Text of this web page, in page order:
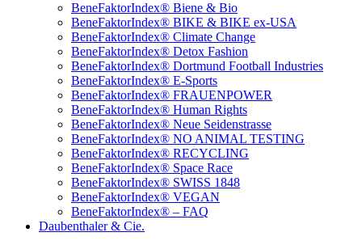
BeneFaktorIndex® Biene & Bio
BeneFaktorIndex® BIKE & BIKE ex-USA
BeneFaktorIndex® Climate Change
BeneFaktorIndex® Detox Fashion
BeneFaktorIndex® Dortmund Football Industries
BeneFaktorIndex® E-Sports
BeneFaktorIndex® FRAUENPOWER
BeneFaktorIndex® Human Rights
BeneFaktorIndex® Neue Seidenstrasse
BeneFaktorIndex® NO ANIMAL TESTING
BeneFaktorIndex® RECYCLING
BeneFaktorIndex® Space Race
BeneFaktorIndex® SWISS 1848
BeneFaktorIndex® VEGAN
BeneFaktorIndex® – FAQ
Daubenthaler & Cie.